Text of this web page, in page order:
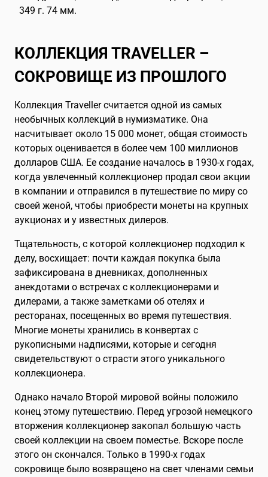
349 г. 74 мм.
КОЛЛЕКЦИЯ TRAVELLER –
СОКРОВИЩЕ ИЗ ПРОШЛОГО
Коллекция Traveller считается одной из самых
необычных коллекций в нумизматике. Она
насчитывает около 15 000 монет, общая стоимость
которых оценивается в более чем 100 миллионов
долларов США. Ее создание началось в 1930-х годах,
когда увлеченный коллекционер продал свои акции
в компании и отправился в путешествие по миру со
своей женой, чтобы приобрести монеты на крупных
аукционах и у известных дилеров.
Тщательность, с которой коллекционер подходил к
делу, восхищает: почти каждая покупка была
зафиксирована в дневниках, дополненных
анекдотами о встречах с коллекционерами и
дилерами, а также заметками об отелях и
ресторанах, посещенных во время путешествия.
Многие монеты хранились в конвертах с
рукописными надписями, которые и сегодня
свидетельствуют о страсти этого уникального
коллекционера.
Однако начало Второй мировой войны положило
конец этому путешествию. Перед угрозой немецкого
вторжения коллекционер закопал большую часть
своей коллекции на своем поместье. Вскоре после
этого он скончался. Только в 1990-х годах
сокровище было возвращено на свет членами семьи